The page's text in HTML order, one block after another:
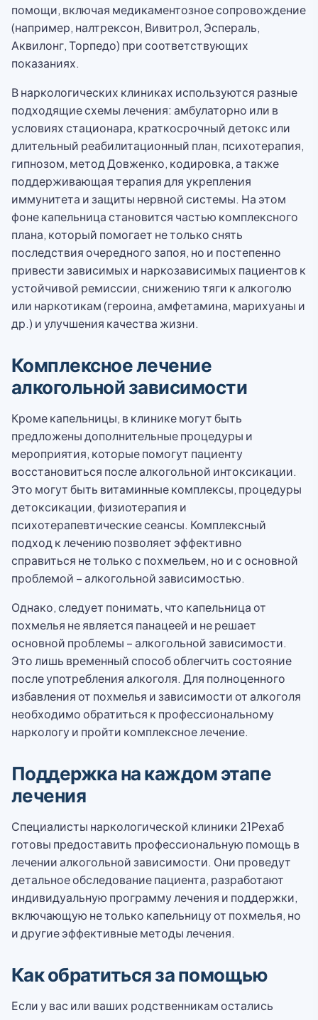
помощи, включая медикаментозное сопровождение
(например, налтрексон, Вивитрол, Эспераль,
Аквилонг, Торпедо) при соответствующих
показаниях.
В наркологических клиниках используются разные
подходящие схемы лечения: амбулаторно или в
условиях стационара, краткосрочный детокс или
длительный реабилитационный план, психотерапия,
гипнозом, метод Довженко, кодировка, а также
поддерживающая терапия для укрепления
иммунитета и защиты нервной системы. На этом
фоне капельница становится частью комплексного
плана, который помогает не только снять
последствия очередного запоя, но и постепенно
привести зависимых и наркозависимых пациентов к
устойчивой ремиссии, снижению тяги к алкоголю
или наркотикам (героина, амфетамина, марихуаны и
др.) и улучшения качества жизни.
Комплексное лечение
алкогольной зависимости
Кроме капельницы, в клинике могут быть
предложены дополнительные процедуры и
мероприятия, которые помогут пациенту
восстановиться после алкогольной интоксикации.
Это могут быть витаминные комплексы, процедуры
детоксикации, физиотерапия и
психотерапевтические сеансы. Комплексный
подход к лечению позволяет эффективно
справиться не только с похмельем, но и с основной
проблемой – алкогольной зависимостью.
Однако, следует понимать, что капельница от
похмелья не является панацеей и не решает
основной проблемы – алкогольной зависимости.
Это лишь временный способ облегчить состояние
после употребления алкоголя. Для полноценного
избавления от похмелья и зависимости от алкоголя
необходимо обратиться к профессиональному
наркологу и пройти комплексное лечение.
Поддержка на каждом этапе
лечения
Специалисты наркологической клиники 21Рехаб
готовы предоставить профессиональную помощь в
лечении алкогольной зависимости. Они проведут
детальное обследование пациента, разработают
индивидуальную программу лечения и поддержки,
включающую не только капельницу от похмелья, но
и другие эффективные методы лечения.
Как обратиться за помощью
Если у вас или ваших родственникам остались